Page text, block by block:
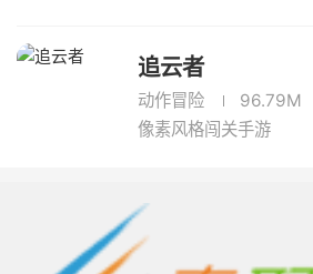
追云者
动作冒险
96.79M
像素风格闯关手游